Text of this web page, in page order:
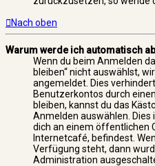
Nach oben
Warum werde ich automatisch
Wenn du beim Anmelden
bleiben“ nicht auswählst,
angemeldet. Dies
Benutzerkontos durch
bleiben, kannst du das
Anmelden auswählen.
dich an einem öffentlichen
Internetcafé, befindest.
Verfügung steht, dann
Administration